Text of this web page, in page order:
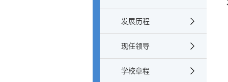
发展历程
现任领导
学校章程